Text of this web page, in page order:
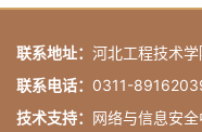
联系地址： 河北工程技术
联系电话： 0311-
技术支持： 网络与信息安